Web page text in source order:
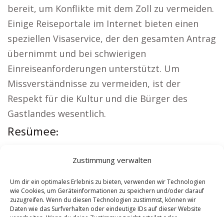
Zustimmung verwalten
Um dir ein optimales Erlebnis zu bieten, verwenden wir Technologien
wie Cookies, um Geräteinformationen zu speichern und/oder darauf
zuzugreifen. Wenn du diesen Technologien zustimmst, können wir
Daten wie das Surfverhalten oder eindeutige IDs auf dieser Website
bereit, um Konflikte mit dem Zoll zu vermeiden.
Einige Reiseportale im Internet bieten einen
speziellen Visaservice, der den gesamten Antrag
übernimmt und bei schwierigen
Einreiseanforderungen unterstützt. Um
Missverständnisse zu vermeiden, ist der
Respekt für die Kultur und die Bürger des
Gastlandes wesentlich.
Resümee:
Wohnung mieten Heringen|Kirche Heringen
Reisebüro Heringen| Versicherung Heringen|
Hauskauf Heringen